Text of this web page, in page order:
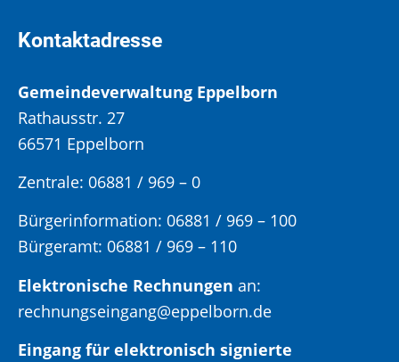
Kontaktadresse
Gemeindeverwaltung Eppelborn
Rathausstr. 27
66571 Eppelborn
Zentrale: 06881 / 969 – 0
Bürgerinformation: 06881 / 969 – 100
Bürgeramt: 06881 / 969 – 110
Elektronische Rechnungen an:
rechnungseingang@eppelborn.de
Eingang für elektronisch signierte